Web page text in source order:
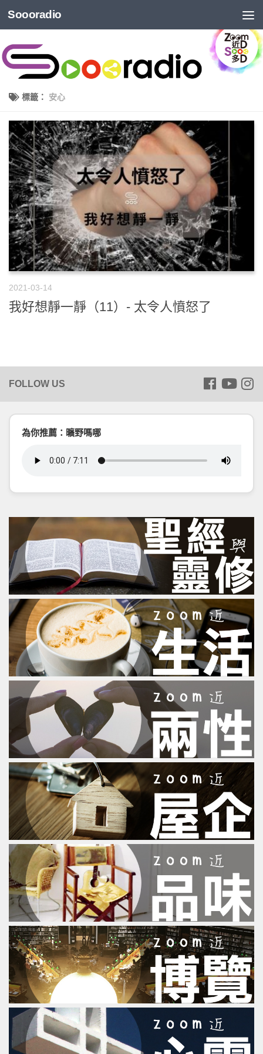
Soooradio
標籤： 安心
2021-03-14
我好想靜一靜（11）- 太令人憤怒了
為你推薦：曠野嗎哪